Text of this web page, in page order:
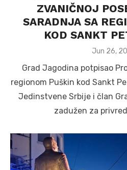
ZVANIČNOJ
SARADNJA SA
KOD SANKT
Posted
Jun 26,
Grad Jagodina potpisao
regionom Puškin kod Sankt
Jedinstvene Srbije i član
zadužen za